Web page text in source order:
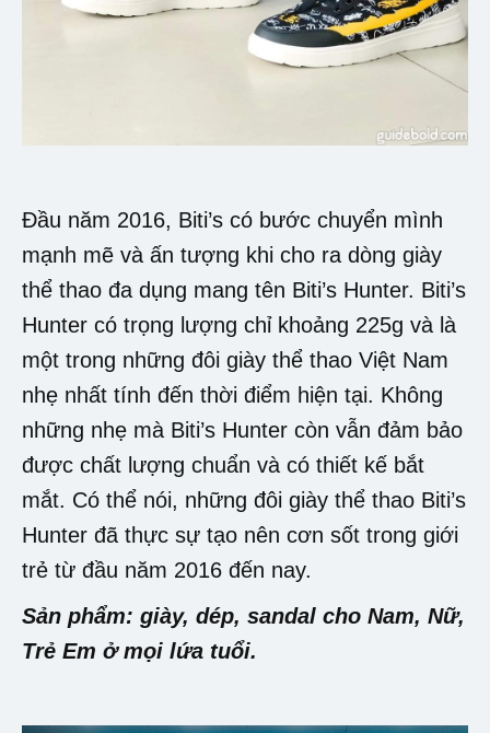
Đầu năm 2016, Biti’s có bước chuyển mình
mạnh mẽ và ấn tượng khi cho ra dòng giày
thể thao đa dụng mang tên Biti’s Hunter. Biti’s
Hunter có trọng lượng chỉ khoảng 225g và là
một trong những đôi giày thể thao Việt Nam
nhẹ nhất tính đến thời điểm hiện tại. Không
những nhẹ mà Biti’s Hunter còn vẫn đảm bảo
được chất lượng chuẩn và có thiết kế bắt
mắt. Có thể nói, những đôi giày thể thao Biti’s
Hunter đã thực sự tạo nên cơn sốt trong giới
trẻ từ đầu năm 2016 đến nay.
Sản phẩm: giày, dép, sandal cho Nam, Nữ,
Trẻ Em ở mọi lứa tuổi.